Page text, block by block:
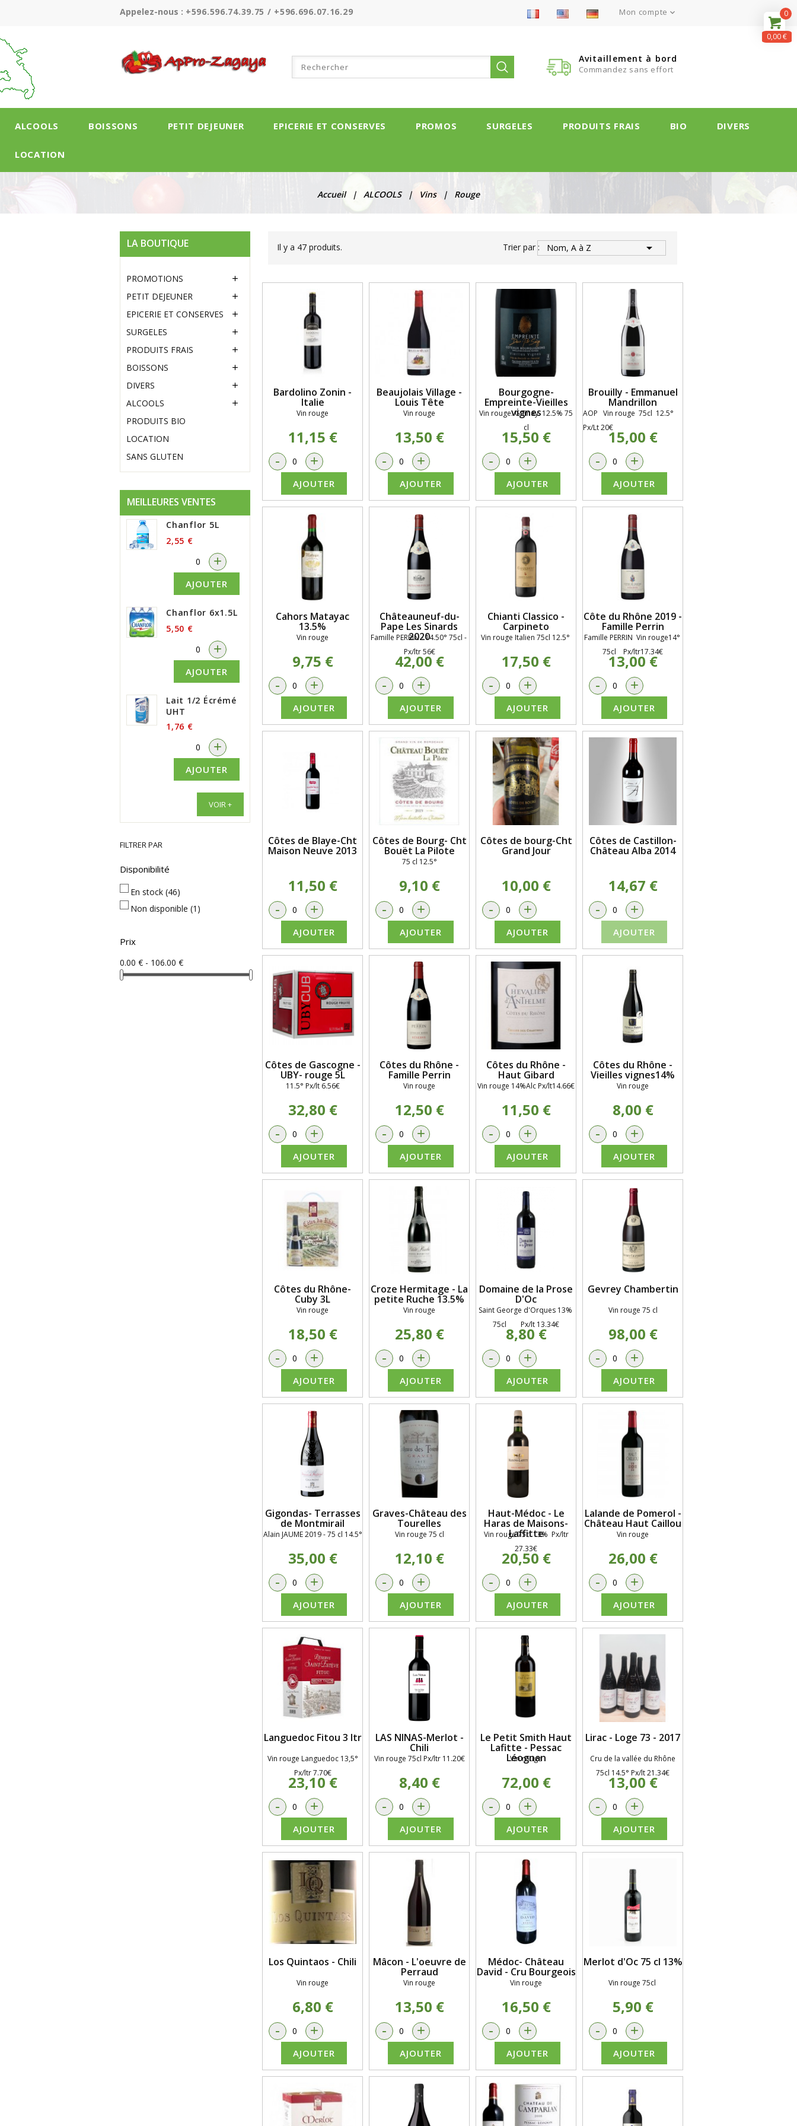
Appelez-nous : +596.596.74.39.75 / +596.696.07.16.29 Mon compte 
Avitaillement à bord
Commandez sans effort
ALCOOLS BOISSONS PETIT DEJEUNER EPICERIE ET CONSERVES PROMOS SURGELES PRODUITS FRAIS BIO DIVERS
LOCATION
Accueil ALCOOLS Vins Rouge
LA BOUTIQUE
PROMOTIONS 
PETIT DEJEUNER 
EPICERIE ET CONSERVES 
SURGELES 
PRODUITS FRAIS 
BOISSONS 
DIVERS 
ALCOOLS 
PRODUITS BIO
LOCATION
SANS GLUTEN
MEILLEURES VENTES
Chanflor 5L
2,55 €
+
AJOUTER
Chanflor 6x1.5L
5,50 €
+
AJOUTER
Lait 1/2 Écrémé
UHT
1,76 €
+
AJOUTER
VOIR +
FILTRER PAR
Disponibilité
En stock (46)
Non disponible (1)
Prix
0.00 € - 106.00 €
Il y a 47 produits. Trier par : Nom, A à Z 
Bardolino Zonin -
Italie
Vin rouge
11,15 €
- +
AJOUTER
Beaujolais Village -
Louis Tête
Vin rouge
13,50 €
- +
AJOUTER
Bourgogne-
Empreinte-Vieilles
vignes
Vin rouge. Gamay. 12.5% 75
cl
15,50 €
- +
AJOUTER
Brouilly - Emmanuel
Mandrillon
AOP Vin rouge 75cl 12.5°
Px/Lt 20€15,00 €
- +
AJOUTER
Cahors Matayac
13.5%
Vin rouge
9,75 €
- +
AJOUTER
Châteauneuf-du-
Pape Les Sinards
2020
Famille PERRIN- 14.50° 75cl -
Px/ltr 56€
42,00 €
- +
AJOUTER
Chianti Classico -
Carpineto
Vin rouge Italien 75cl 12.5°
17,50 €
- +
AJOUTER
Côte du Rhône 2019 -
Famille Perrin
Famille PERRIN Vin rouge14°
75cl Px/ltr17.34€
13,00 €
- +
AJOUTER
Côtes de Blaye-Cht
Maison Neuve 2013
11,50 €
- +
AJOUTER
Côtes de Bourg- Cht
Bouët La Pilote
75 cl 12.5°
9,10 €
- +
AJOUTER
Côtes de bourg-Cht
Grand Jour
10,00 €
- +
AJOUTER
Côtes de Castillon-
Château Alba 2014
14,67 €
- +
AJOUTER
Côtes de Gascogne -
UBY- rouge 5L
11.5° Px/lt 6.56€
32,80 €
- +
AJOUTER
Côtes du Rhône -
Famille Perrin
Vin rouge
12,50 €
- +
AJOUTER
Côtes du Rhône -
Haut Gibard
Vin rouge 14%Alc Px/lt14.66€
11,50 €
- +
AJOUTER
Côtes du Rhône -
Vieilles vignes14%
Vin rouge
8,00 €
- +
AJOUTER
Côtes du Rhône-
Cuby 3L
Vin rouge
18,50 €
- +
AJOUTER
Croze Hermitage - La
petite Ruche 13.5%
Vin rouge
25,80 €
- +
AJOUTER
Domaine de la Prose
D'Oc
Saint George d'Orques 13%
75cl Px/lt 13.34€
8,80 €
- +
AJOUTER
Gevrey Chambertin
Vin rouge 75 cl
98,00 €
- +
AJOUTER
Gigondas- Terrasses
de Montmirail
Alain JAUME 2019 - 75 cl 14.5°
35,00 €
- +
AJOUTER
Graves-Château des
Tourelles
Vin rouge 75 cl
12,10 €
- +
AJOUTER
Haut-Médoc - Le
Haras de Maisons-
Laffitte
Vin rouge 75cl 13% Px/ltr
27.33€
20,50 €
- +
AJOUTER
Lalande de Pomerol -
Château Haut Caillou
Vin rouge
26,00 €
- +
AJOUTER
Languedoc Fitou 3 ltr
Vin rouge Languedoc 13,5°
Px/ltr 7.70€
23,10 €
- +
AJOUTER
LAS NINAS-Merlot -
Chili
Vin rouge 75cl Px/ltr 11.20€
8,40 €
- +
AJOUTER
Le Petit Smith Haut
Lafitte - Pessac
Léognan
Vin rouge
72,00 €
- +
AJOUTER
Lirac - Loge 73 - 2017
Cru de la vallée du Rhône
75cl 14.5° Px/lt 21.34€
13,00 €
- +
AJOUTER
Los Quintaos - Chili
Vin rouge
6,80 €
- +
AJOUTER
Mâcon - L'oeuvre de
Perraud
Vin rouge
13,50 €
- +
AJOUTER
Médoc- Château
David - Cru Bourgeois
Vin rouge
16,50 €
- +
AJOUTER
Merlot d'Oc 75 cl 13%
Vin rouge 75cl
5,90 €
- +
AJOUTER
0
0,00 €